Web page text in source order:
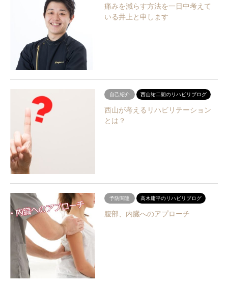
痛みを減らす方法を一日中考えて
いる井上と申します
自己紹介 西山祐二朗のリハビリブログ
西山が考えるリハビリテーション
とは？
予防関連 高木庸平のリハビリブログ
腹部、内臓へのアプローチ